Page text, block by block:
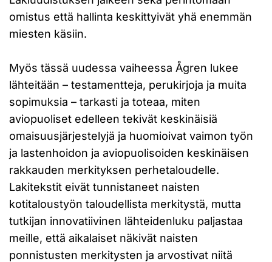
omistus että hallinta keskittyivät yhä enemmän
miesten käsiin.
Myös tässä uudessa vaiheessa Ågren lukee
lähteitään – testamentteja, perukirjoja ja muita
sopimuksia – tarkasti ja toteaa, miten
aviopuoliset edelleen tekivät keskinäisiä
omaisuusjärjestelyjä ja huomioivat vaimon työn
ja lastenhoidon ja aviopuolisoiden keskinäisen
rakkauden merkityksen perhetaloudelle.
Lakitekstit eivät tunnistaneet naisten
kotitaloustyön taloudellista merkitystä, mutta
tutkijan innovatiivinen lähteidenluku paljastaa
meille, että aikalaiset näkivät naisten
ponnistusten merkitysten ja arvostivat niitä